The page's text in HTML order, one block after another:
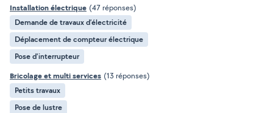
Installation électrique (47 réponses)
Demande de travaux d’électricité
Déplacement de compteur électrique
Pose d'interrupteur
Bricolage et multi services (13 réponses)
Petits travaux
Pose de lustre